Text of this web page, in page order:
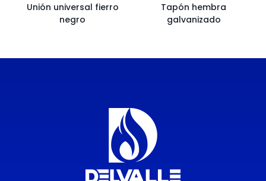
Unión universal fierro
negro
Tapón hembra
galvanizado